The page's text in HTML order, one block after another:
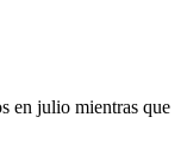
en julio mientras que